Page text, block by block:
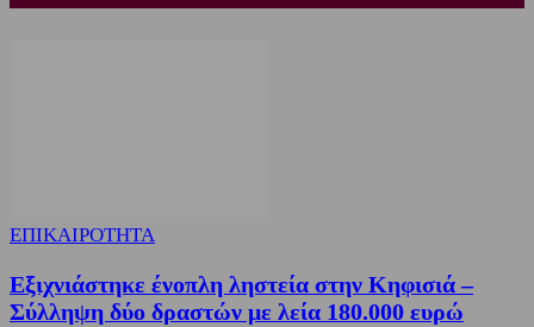
ΕΠΙΚΑΙΡΟΤΗΤΑ
Εξιχνιάστηκε ένοπλη ληστεία στην Κηφισιά –
Σύλληψη δύο δραστών με λεία 180.000 ευρώ